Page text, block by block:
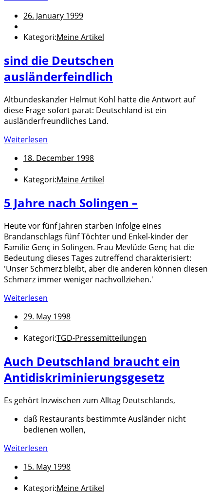
26. January 1999
Kategori:Meine Artikel
sind die Deutschen
ausländerfeindlich
Altbundeskanzler Helmut Kohl hatte die Antwort auf
diese Frage sofort parat: Deutschland ist ein
ausländerfreundliches Land.
Weiterlesen
18. December 1998
Kategori:Meine Artikel
5 Jahre nach Solingen –
Heute vor fünf Jahren starben infolge eines
Brandanschlags fünf Töchter und Enkel-kinder der
Familie Genç in Solingen. Frau Mevlüde Genç hat die
Bedeutung dieses Tages zutreffend charakterisiert:
'Unser Schmerz bleibt, aber die anderen können diesen
Schmerz immer weniger nachvollziehen.'
Weiterlesen
29. May 1998
Kategori:TGD-Pressemitteilungen
Auch Deutschland braucht ein
Antidiskriminierungsgesetz
Es gehört Inzwischen zum Alltag Deutschlands,
daß Restaurants bestimmte Ausländer nicht
bedienen wollen,
Weiterlesen
15. May 1998
Kategori:Meine Artikel